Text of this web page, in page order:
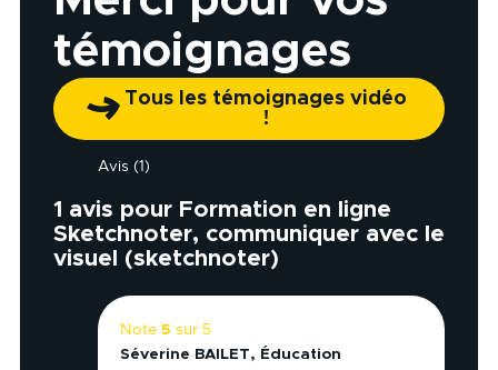
témoignages
Tous les témoignages vidéo
!
Avis (1)
1 avis pour Formation en ligne
Sketchnoter, communiquer avec le
visuel (sketchnoter)
Note 5 sur 5
Séverine BAILET, Éducation